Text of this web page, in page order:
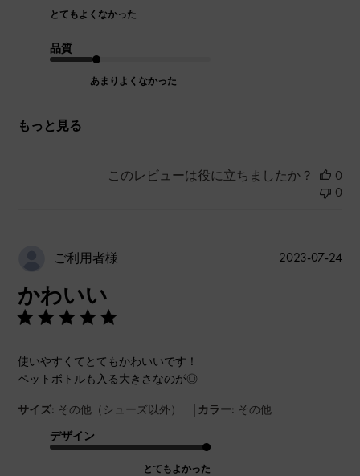
とてもよくなかった
品質
あまりよくなかった
もっと見る
このレビューは役に立ちましたか？
0
0
ご利用者様
かわいい
使いやすくてとてもかわいいです！
ペットボトルも入る大きさなのが◎
サイズ: その他（シューズ以外） | カラー: その他
デザイン
とてもよかった
公
2023-07-24